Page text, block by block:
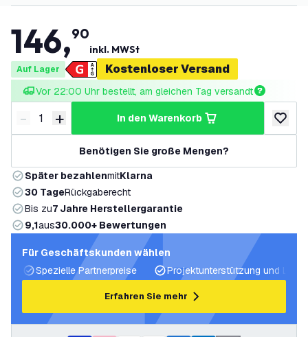
146,90
inkl. MWSt
Auf Lager Kostenloser Versand
Vor 22:00 Uhr bestellt, am gleichen Tag versandt
Menge verringern
- Menge erhöhen
+ in den Warenkorb
zur
Benötigen Sie große Mengen?
Später bezahlenmitKlarna
30 TageRückgaberecht
Bis zu7 Jahre Herstellergarantie
9,1aus30.000+ Bewertungen
Für Geschäftskunden wählen
Spezielle Partnerpreise
Projektunterstützung und
Erfahren Sie mehr